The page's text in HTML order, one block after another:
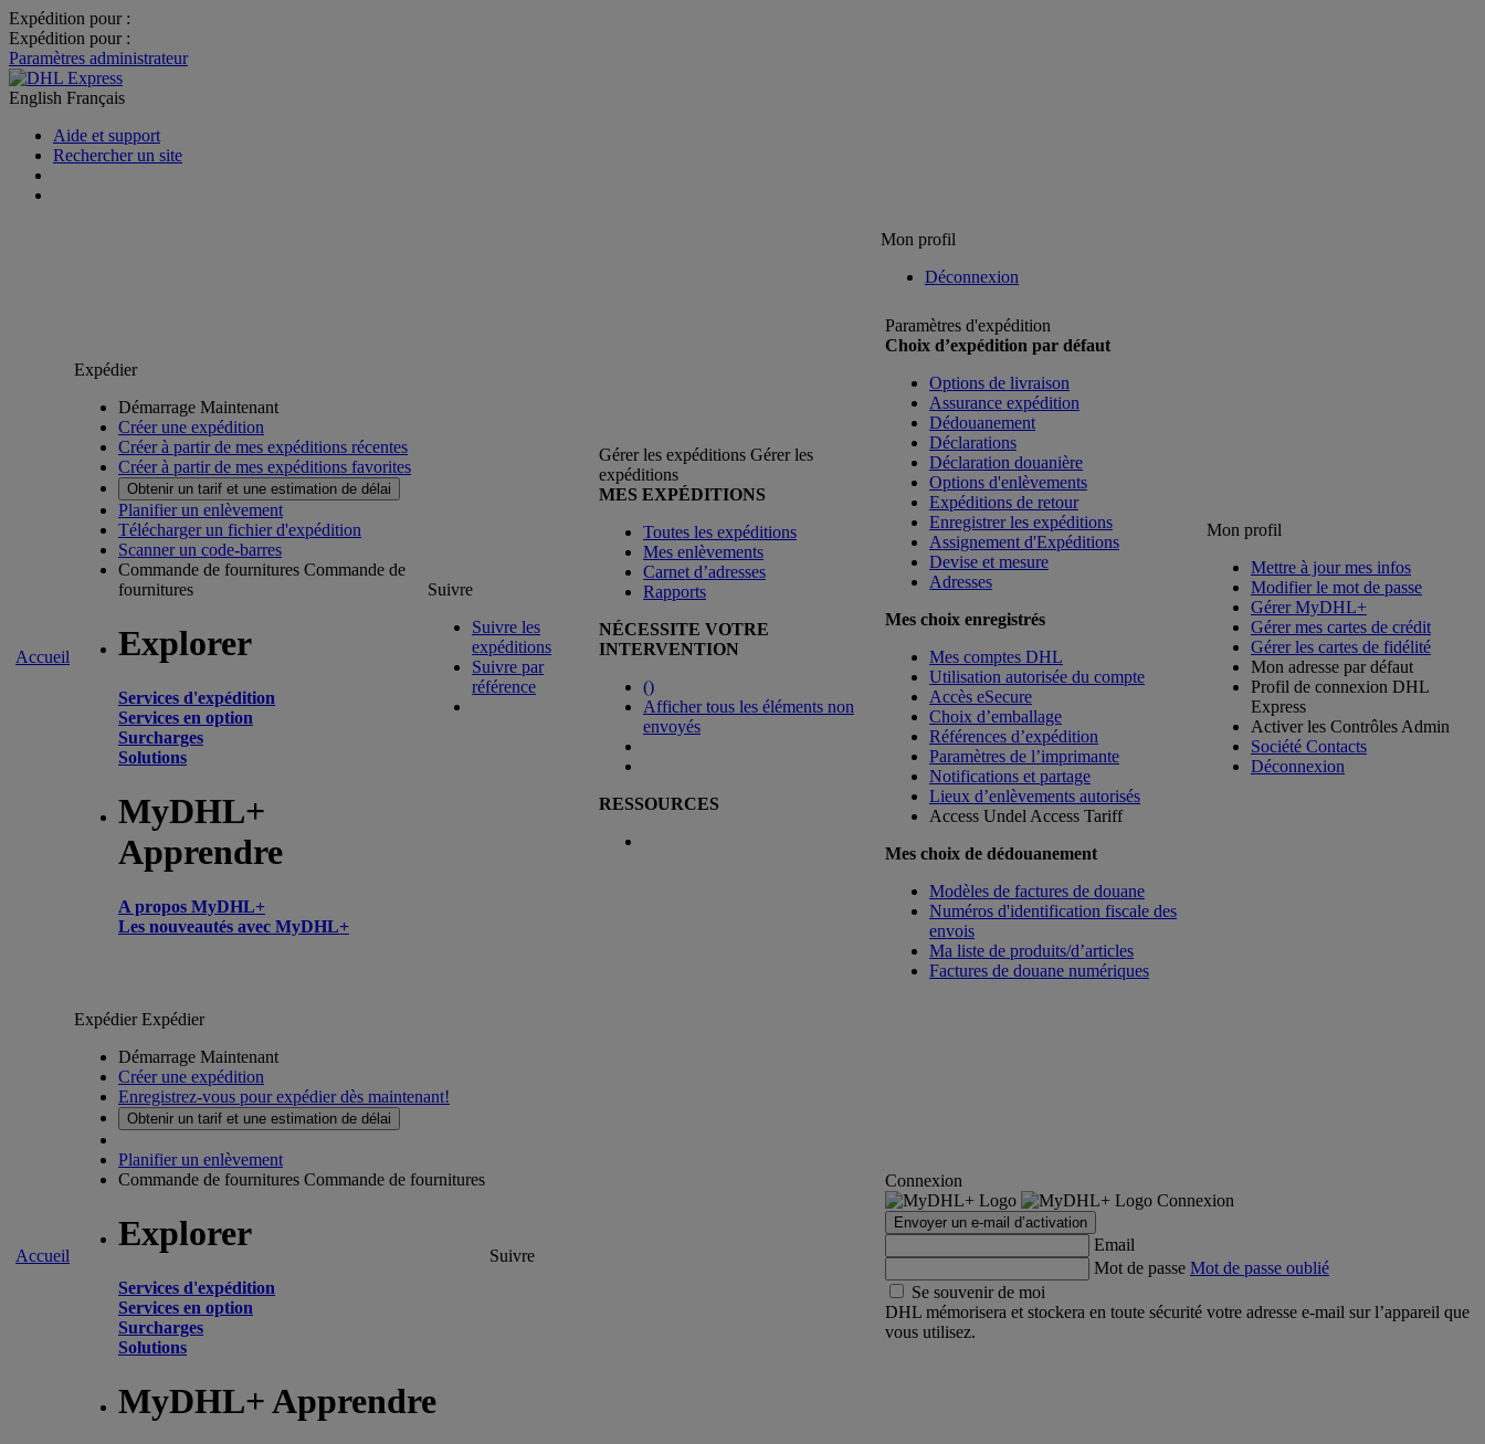
Expédition pour :
Expédition pour :
Paramètres administrateur
English Français
Aide et support
Rechercher un site
Mon profil
Déconnexion
Accueil
Expédier
Démarrage Maintenant
Créer une expédition
Créer à partir de mes expéditions récentes
Créer à partir de mes expéditions favorites
Obtenir un tarif et une estimation de délai
Planifier un enlèvement
Télécharger un fichier d'expédition
Scanner un code-barres
Commande de fournitures Commande de
fournitures
Explorer
Services d'expédition
Services en option
Surcharges
Solutions
MyDHL+
Apprendre
A propos MyDHL+
Les nouveautés avec MyDHL+
Suivre
Suivre les
expéditions
Suivre par
référence
Gérer les expéditions Gérer les
expéditions
MES EXPÉDITIONS
Toutes les expéditions
Mes enlèvements
Carnet d’adresses
Rapports
NÉCESSITE VOTRE
INTERVENTION
()
Afficher tous les éléments non
envoyés
RESSOURCES
Paramètres d'expédition
Choix d’expédition par défaut
Options de livraison
Assurance expédition
Dédouanement
Déclarations
Déclaration douanière
Options d'enlèvements
Expéditions de retour
Enregistrer les expéditions
Assignement d'Expéditions
Devise et mesure
Adresses
Mes choix enregistrés
Mes comptes DHL
Utilisation autorisée du compte
Accès eSecure
Choix d’emballage
Références d’expédition
Paramètres de l’imprimante
Notifications et partage
Lieux d’enlèvements autorisés
Access Undel Access Tariff
Mes choix de dédouanement
Modèles de factures de douane
Numéros d'identification fiscale des
envois
Ma liste de produits/d’articles
Factures de douane numériques
Mon profil
Mettre à jour mes infos
Modifier le mot de passe
Gérer MyDHL+
Gérer mes cartes de crédit
Gérer les cartes de fidélité
Mon adresse par défaut
Profil de connexion DHL
Express
Activer les Contrôles Admin
Société Contacts
Déconnexion
Accueil
ExpédierExpédier
Démarrage Maintenant
Créer une expédition
Enregistrez-vous pour expédier dès maintenant!
Obtenir un tarif et une estimation de délai
Planifier un enlèvement
Commande de fournitures Commande de fournitures
Explorer
Services d'expédition
Services en option
Surcharges
Solutions
MyDHL+ Apprendre
Suivre
Connexion
Connexion
Envoyer un e-mail d’activation
Email
Mot de passe Mot de passe oublié
Se souvenir de moi
DHL mémorisera et stockera en toute sécurité votre adresse e-mail sur l’appareil que
vous utilisez.